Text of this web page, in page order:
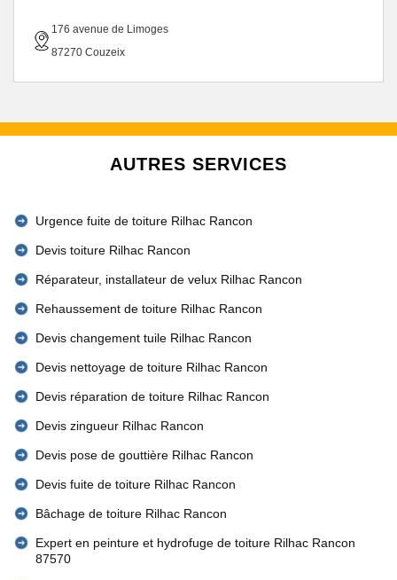
176 avenue de Limoges
87270 Couzeix
AUTRES SERVICES
Urgence fuite de toiture Rilhac Rancon
Devis toiture Rilhac Rancon
Réparateur, installateur de velux Rilhac Rancon
Rehaussement de toiture Rilhac Rancon
Devis changement tuile Rilhac Rancon
Devis nettoyage de toiture Rilhac Rancon
Devis réparation de toiture Rilhac Rancon
Devis zingueur Rilhac Rancon
Devis pose de gouttière Rilhac Rancon
Devis fuite de toiture Rilhac Rancon
Bâchage de toiture Rilhac Rancon
Expert en peinture et hydrofuge de toiture Rilhac Rancon
87570